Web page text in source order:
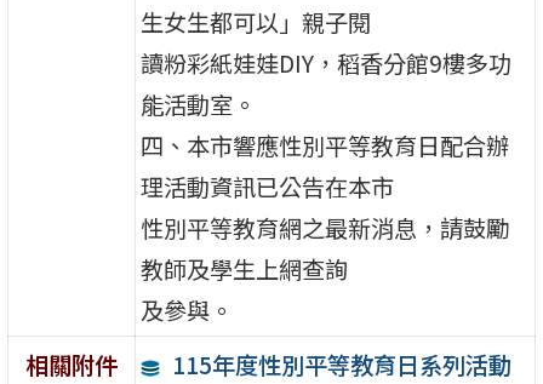
生女生都可以」親子閱
讀粉彩紙娃娃DIY，稻香分館9樓多功
能活動室。
四、本市響應性別平等教育日配合辦
理活動資訊已公告在本市
性別平等教育網之最新消息，請鼓勵
教師及學生上網查詢
及參與。
相關附件
115年度性別平等教育日系列活動